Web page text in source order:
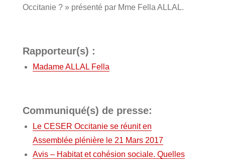
Occitanie ? » présenté par Mme Fella ALLAL.
Rapporteur(s) :
Madame ALLAL Fella
Communiqué(s) de presse:
Le CESER Occitanie se réunit en
Assemblée plénière le 21 Mars 2017
Avis – Habitat et cohésion sociale. Quelles